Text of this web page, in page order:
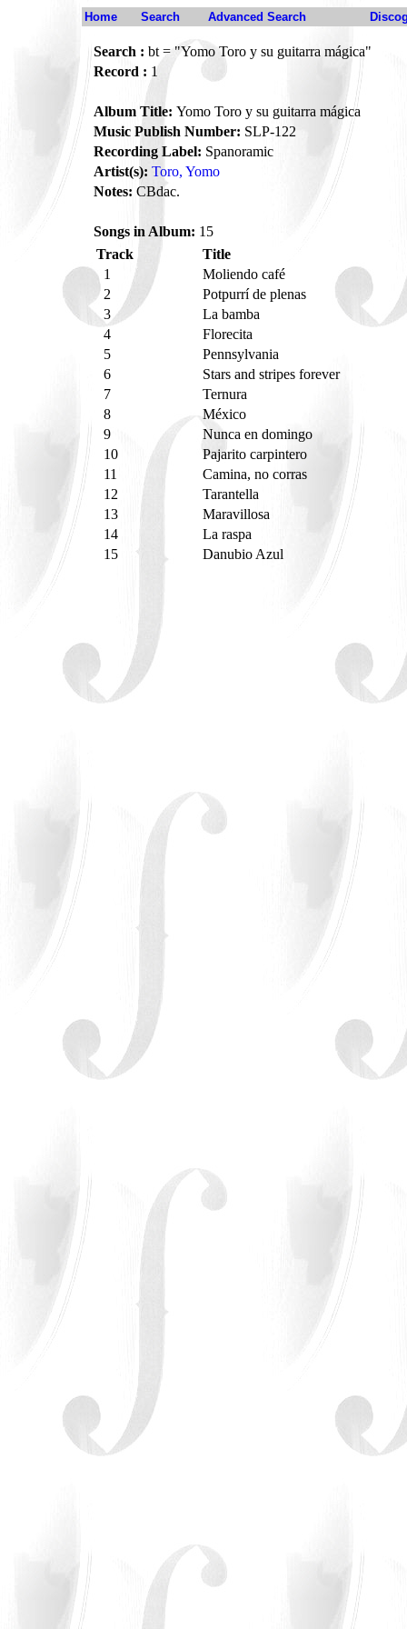
Home Search Advanced Search
Search : bt = "Yomo Toro y su guitarra mágica"
Record : 1
Album Title: Yomo Toro y su guitarra mágica
Music Publish Number: SLP-122
Recording Label: Spanoramic
Artist(s): Toro, Yomo
Notes: CBdac.
Songs in Album: 15
Track
Title
1
Moliendo café
2
Potpurrí de plenas
3
La bamba
4
Florecita
5
Pennsylvania
6
Stars and stripes forever
7
Ternura
8
México
9
Nunca en domingo
10
Pajarito carpintero
11
Camina, no corras
12
Tarantella
13
Maravillosa
14
La raspa
15
Danubio Azul